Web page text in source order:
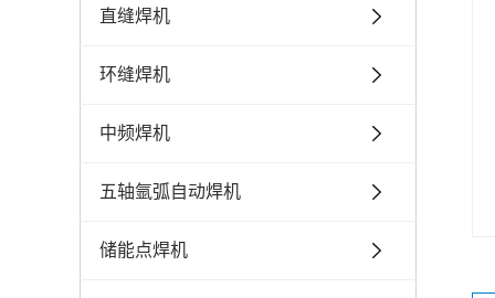
直缝焊机
环缝焊机
中频焊机
五轴氩弧自动焊机
储能点焊机